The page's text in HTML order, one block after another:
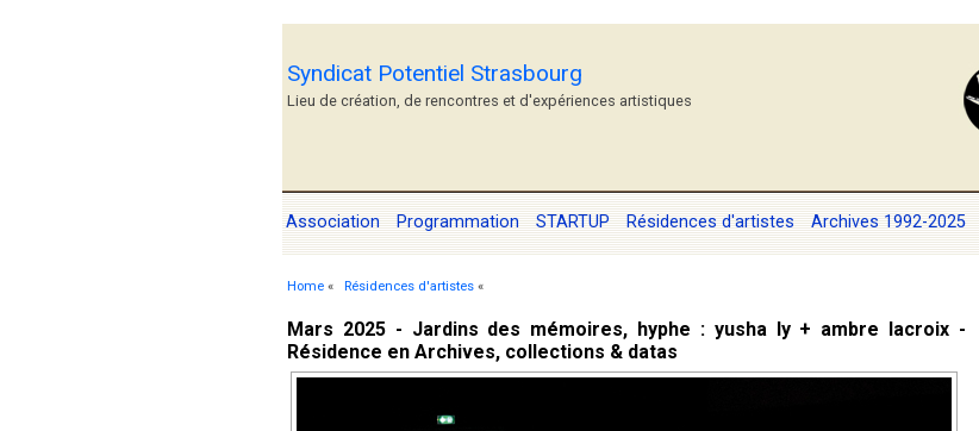
Syndicat Potentiel Strasbourg
Lieu de création, de rencontres et d'expériences artistiques
Association Programmation STARTUP Résidences d'artistes Archives 1992-2025
Home « Résidences d'artistes «
Mars 2025 - Jardins des mémoires, hyphe : yusha ly + ambre lacroix -
Résidence en Archives, collections & datas